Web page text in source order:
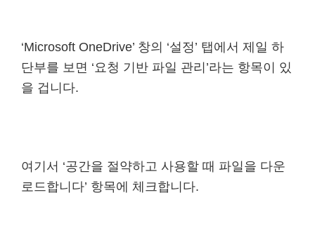
‘Microsoft OneDrive’ 창의 ‘설정’ 탭에서 제일 하
단부를 보면 ‘요청 기반 파일 관리’라는 항목이 있
을 겁니다.
여기서 ‘공간을 절약하고 사용할 때 파일을 다운
로드합니다’ 항목에 체크합니다.